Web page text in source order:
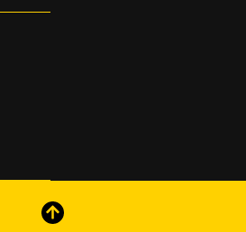
Subir